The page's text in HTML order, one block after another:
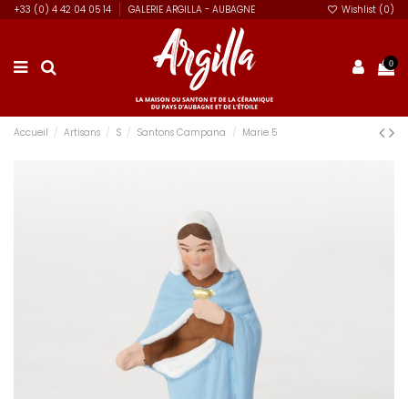
+33 (0) 4 42 04 05 14 GALERIE ARGILLA - AUBAGNE Wishlist (0)
0
Accueil Artisans S Santons Campana Marie 5